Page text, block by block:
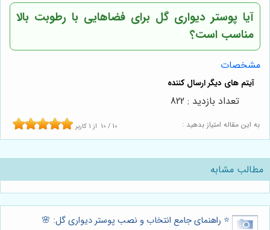
آیا پوستر دیواری گل برای فضاهایی با رطوبت بالا
مناسب است؟
مشخصات
به این مقاله امتیاز بدهید : 10 / 10 از 1 کاربر
تعداد بازدید : 822
مطالب مشابه
⭐️ راهنمای جامع انتخاب و نصب پوستر دیواری گل: 🌸